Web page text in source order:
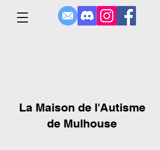
La Maison de l'Autisme
de Mulhouse